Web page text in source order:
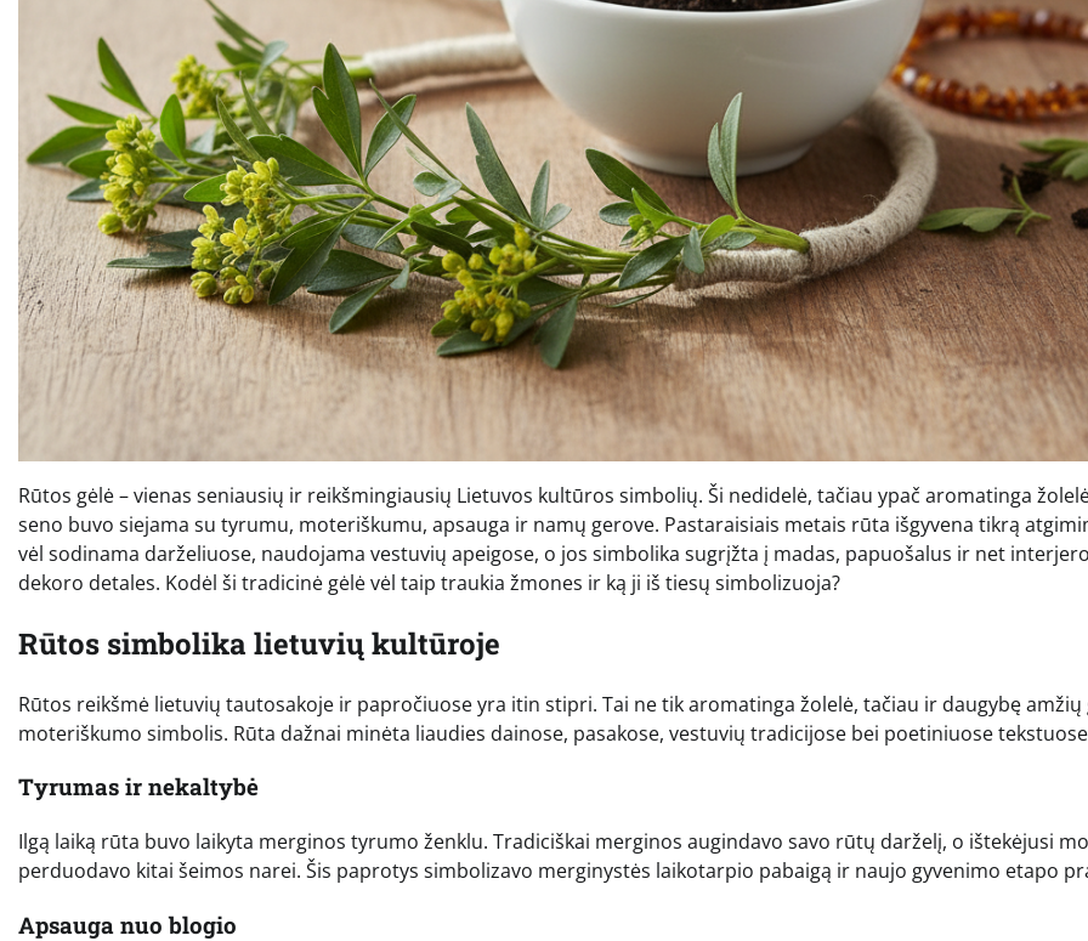
Rūtos gėlė – vienas seniausių ir reikšmingiausių Lietuvos kultūros simbolių. Ši nedidelė, tačiau ypač aromatinga
seno buvo siejama su tyrumu, moteriškumu, apsauga ir namų gerove. Pastaraisiais metais rūta išgyvena tikrą
vėl sodinama darželiuose, naudojama vestuvių apeigose, o jos simbolika sugrįžta į madas, papuošalus ir net interjero
dekoro detales. Kodėl ši tradicinė gėlė vėl taip traukia žmones ir ką ji iš tiesų simbolizuoja?
Rūtos simbolika lietuvių kultūroje
Rūtos reikšmė lietuvių tautosakoje ir papročiuose yra itin stipri. Tai ne tik aromatinga žolelė, tačiau ir daugybę amžių
moteriškumo simbolis. Rūta dažnai minėta liaudies dainose, pasakose, vestuvių tradicijose bei poetiniuose
Tyrumas ir nekaltybė
Ilgą laiką rūta buvo laikyta merginos tyrumo ženklu. Tradiciškai merginos augindavo savo rūtų darželį, o ištekėjusi
perduodavo kitai šeimos narei. Šis paprotys simbolizavo merginystės laikotarpio pabaigą ir naujo gyvenimo etapo
Apsauga nuo blogio